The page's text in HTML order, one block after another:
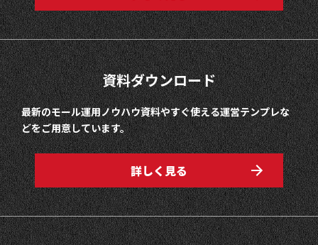
資料ダウンロード
最新のモール運用ノウハウ資料やすぐ使える運営テンプレな
どをご用意しています。
詳しく見る